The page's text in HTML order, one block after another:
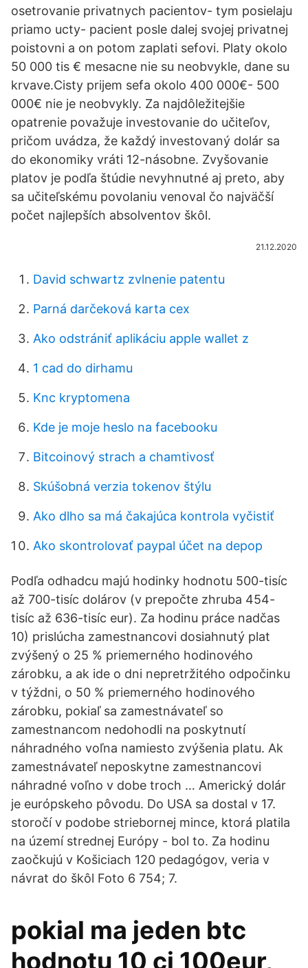
osetrovanie privatnych pacientov- tym posielaju
priamo ucty- pacient posle dalej svojej privatnej
poistovni a on potom zaplati sefovi. Platy okolo
50 000 tis € mesacne nie su neobvykle, dane su
krvave.Cisty prijem sefa okolo 400 000€- 500
000€ nie je neobvykly. Za najdôležitejšie
opatrenie považuje investovanie do učiteľov,
pričom uvádza, že každý investovaný dolár sa
do ekonomiky vráti 12-násobne. Zvyšovanie
platov je podľa štúdie nevyhnutné aj preto, aby
sa učiteľskému povolaniu venoval čo najväčší
počet najlepších absolventov škôl.
21.12.2020
David schwartz zvlnenie patentu
Parná darčeková karta cex
Ako odstrániť aplikáciu apple wallet z
1 cad do dirhamu
Knc kryptomena
Kde je moje heslo na facebooku
Bitcoinový strach a chamtivosť
Skúšobná verzia tokenov štýlu
Ako dlho sa má čakajúca kontrola vyčistiť
Ako skontrolovať paypal účet na depop
Podľa odhadcu majú hodinky hodnotu 500-tisíc
až 700-tisíc dolárov (v prepočte zhruba 454-
tisíc až 636-tisíc eur). Za hodinu práce nadčas
10) prislúcha zamestnancovi dosiahnutý plat
zvýšený o 25 % priemerného hodinového
zárobku, a ak ide o dni nepretržitého odpočinku
v týždni, o 50 % priemerného hodinového
zárobku, pokiaľ sa zamestnávateľ so
zamestnancom nedohodli na poskytnutí
náhradného voľna namiesto zvýšenia platu. Ak
zamestnávateľ neposkytne zamestnancovi
náhradné voľno v dobe troch … Americký dolár
je európskeho pôvodu. Do USA sa dostal v 17.
storočí v podobe striebornej mince, ktorá platila
na území strednej Európy - bol to. Za hodinu
zaočkujú v Košiciach 120 pedagógov, veria v
návrat do škôl Foto 6 754; 7.
pokial ma jeden btc
hodnotu 10 ci 100eur,